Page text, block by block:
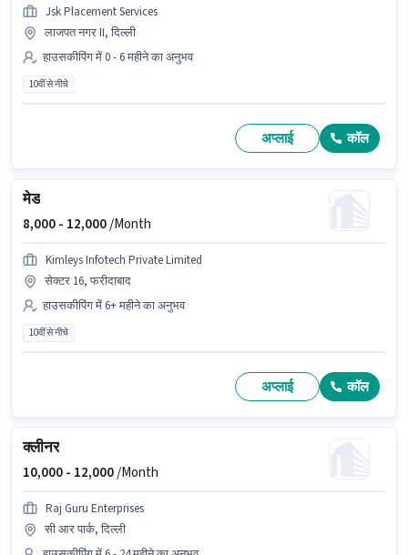
Jsk Placement Services
लाजपत नगर II, दिल्ली
हाउसकीपिंग में 0 - 6 महीने का अनुभव
10वीं से नीचे
अप्लाई कॉल
मेड
8,000 - 12,000/Month
Kimleys Infotech Private Limited
सेक्टर 16, फरीदाबाद
हाउसकीपिंग में 6+ महीने का अनुभव
10वीं से नीचे
अप्लाई कॉल
क्लीनर
10,000 - 12,000/Month
Raj Guru Enterprises
सी आर पार्क, दिल्ली